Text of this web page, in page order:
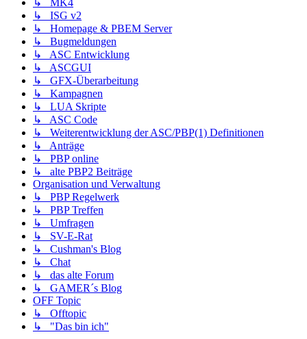
↳ MK4
↳ ISG v2
↳ Homepage & PBEM Server
↳ Bugmeldungen
↳ ASC Entwicklung
↳ ASCGUI
↳ GFX-Überarbeitung
↳ Kampagnen
↳ LUA Skripte
↳ ASC Code
↳ Weiterentwicklung der ASC/PBP(1) Definitionen
↳ Anträge
↳ PBP online
↳ alte PBP2 Beiträge
Organisation und Verwaltung
↳ PBP Regelwerk
↳ PBP Treffen
↳ Umfragen
↳ SV-E-Rat
↳ Cushman's Blog
↳ Chat
↳ das alte Forum
↳ GAMER´s Blog
OFF Topic
↳ Offtopic
↳ "Das bin ich"